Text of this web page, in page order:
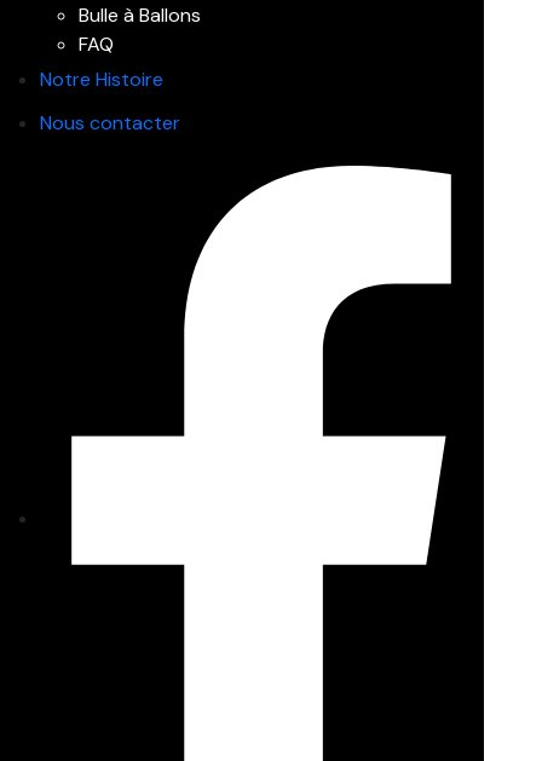
Bulle à Ballons
FAQ
Notre Histoire
Nous contacter